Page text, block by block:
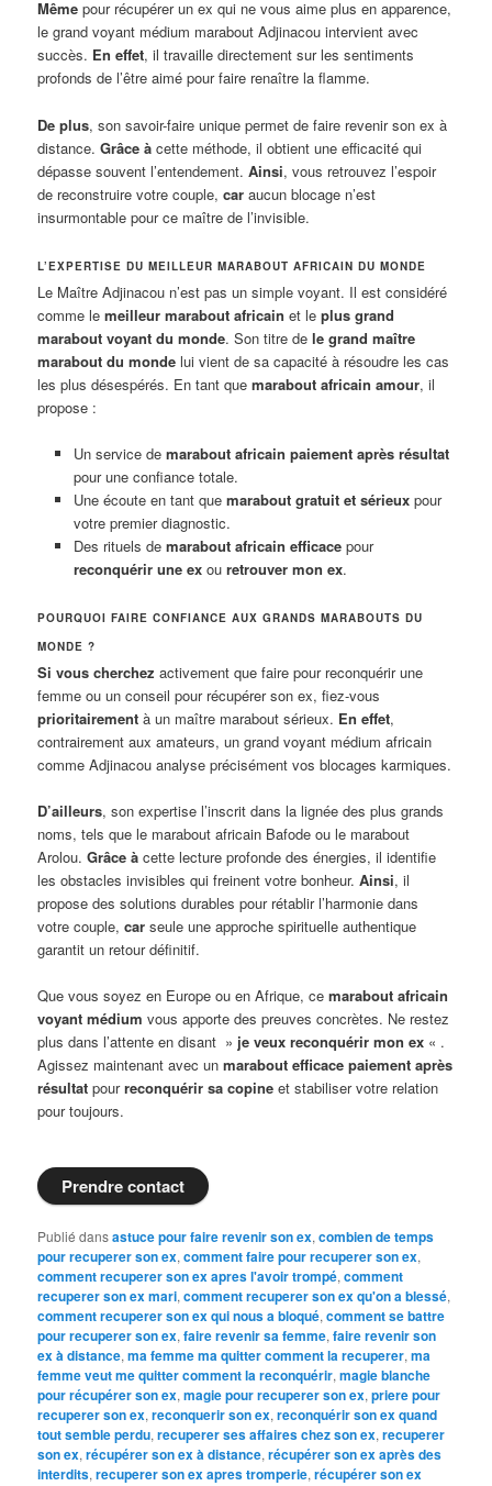
Même pour récupérer un ex qui ne vous aime plus en apparence,
le grand voyant médium marabout Adjinacou intervient avec
succès. En effet, il travaille directement sur les sentiments
profonds de l’être aimé pour faire renaître la flamme.
De plus, son savoir-faire unique permet de faire revenir son ex à
distance.Grâce à cette méthode, il obtient une efficacité qui
dépasse souvent l’entendement.Ainsi, vous retrouvez l’espoir
de reconstruire votre couple,car aucun blocage n’est
insurmontable pour ce maître de l’invisible.
L’EXPERTISE DU MEILLEUR MARABOUT AFRICAIN DU MONDE
Le Maître Adjinacou n’est pas un simple voyant. Il est considéré
comme lemeilleur marabout africain et leplus grand
marabout voyant du monde. Son titre dele grand maître
marabout du monde lui vient de sa capacité à résoudre les cas
les plus désespérés. En tant quemarabout africain amour, il
propose :
Un service de marabout africain paiement après résultat
pour une confiance totale.
Une écoute en tant que marabout gratuit et sérieuxpour
votre premier diagnostic.
Des rituels de marabout africain efficacepour
reconquérir une exou retrouver mon ex.
POURQUOI FAIRE CONFIANCE AUX GRANDS MARABOUTS DU
MONDE ?
Si vous cherchez activement que faire pour reconquérir une
femme ou un conseil pour récupérer son ex, fiez-vous
prioritairement à un maître marabout sérieux. En effet,
contrairement aux amateurs, un grand voyant médium africain
comme Adjinacou analyse précisément vos blocages karmiques.
D’ailleurs, son expertise l’inscrit dans la lignée des plus grands
noms, tels que le marabout africain Bafode ou le marabout
Arolou.Grâce à cette lecture profonde des énergies, il identifie
les obstacles invisibles qui freinent votre bonheur.Ainsi, il
propose des solutions durables pour rétablir l’harmonie dans
votre couple,car seule une approche spirituelle authentique
garantit un retour définitif.
Que vous soyez en Europe ou en Afrique, cemarabout africain
voyant médium vous apporte des preuves concrètes. Ne restez
plus dans l’attente en disant » je veux reconquérir mon ex « .
Agissez maintenant avec unmarabout efficace paiement après
résultat pourreconquérir sa copine et stabiliser votre relation
pour toujours.
Prendre contact
Publié dansastuce pour faire revenir son ex,combien de temps
pour recuperer son ex,comment faire pour recuperer son ex,
comment recuperer son ex apres l'avoir trompé,comment
recuperer son ex mari,comment recuperer son ex qu'on a blessé,
comment recuperer son ex qui nous a bloqué,comment se battre
pour recuperer son ex,faire revenir sa femme,faire revenir son
ex à distance,ma femme ma quitter comment la recuperer,ma
femme veut me quitter comment la reconquérir,magie blanche
pour récupérer son ex,magie pour recuperer son ex,priere pour
recuperer son ex,reconquerir son ex,reconquérir son ex quand
tout semble perdu,recuperer ses affaires chez son ex,recuperer
son ex,récupérer son ex à distance,récupérer son ex après des
interdits,recuperer son ex apres tromperie,récupérer son ex